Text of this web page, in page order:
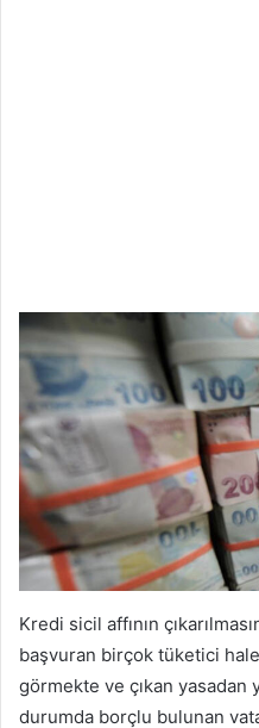
Kredi sicil affının
başvuran birçok tüketici
görmekte ve çıkan yasadan
durumda borçlu bulunan